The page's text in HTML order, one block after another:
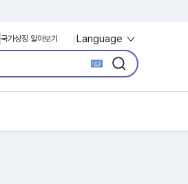
국가상징 알아보기 Language
검색
검색